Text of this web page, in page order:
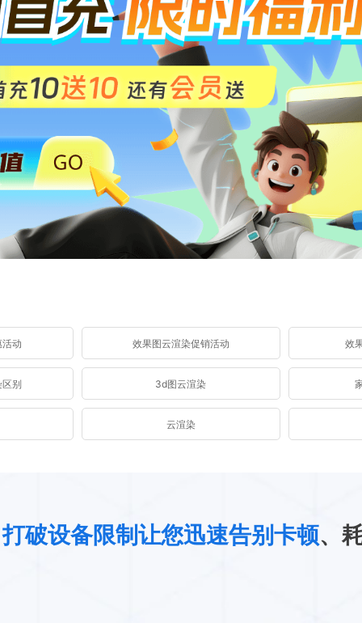
动 效果图云渲染促销活动 效
别 3d图云渲染
云渲染
打破设备限制让您迅速告别卡顿、